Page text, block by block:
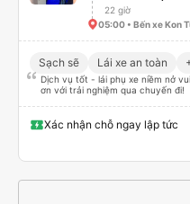
22 giờ
05:00 • Bến xe Kon
Sạch sẽ Lái xe an toàn
Dịch vụ tốt - lái phụ xe niềm nở
ơn với trải nghiệm qua chuyến đi!
Xác nhận chỗ ngay lập tức